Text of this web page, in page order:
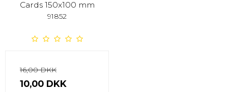
Cards 150x100 mm
91852
16,00 DKK
10,00 DKK